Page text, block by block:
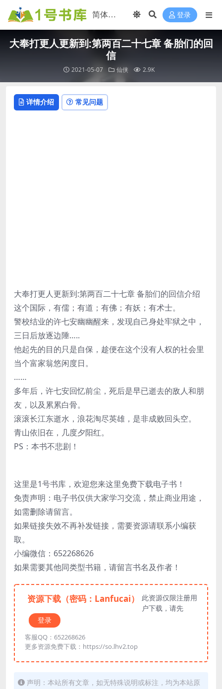
登录
大奉打更人更新到:第两百二十七章 备胎们的回
信
2021-05-07 仙侠 2.9K
详情介绍 常见问题
大奉打更人更新到:第两百二十七章 备胎们的回信介绍
这个国际，有儒；有道；有佛；有妖；有术士。
警校结业的许七安幽幽醒来，发现自己身处牢狱之中，
三日后放逐边陲…..
他起先的目的只是自保，趁便在这个没有人权的社会里
当个富家翁悠闲度日。
……
多年后，许七安回忆前尘，死后是早已逝去的敌人和朋
友，以及累累白骨。
滚滚长江东逝水，浪花淘尽英雄，是非成败回头空。
青山依旧在，几度夕阳红。
PS：本书不悲剧！
这里是1号书库，欢迎您来这里免费下载电子书！
免责声明：电子书仅供大家学习交流，禁止商业用途，
如需删除请留言。
如果链接失效不再补发链接，需要资源请联系小编获
取。
小编微信：652268626
如果需要其他同类型书籍，请留言书名及作者！
资源下载（密码：Lanfucai）
此资源仅限注册用
户下载，请先
登录
客服QQ：652268626
更多资源免费下载：https://so.lhv2.top
声明：本站所有文章，如无特殊说明或标注，均为本站原